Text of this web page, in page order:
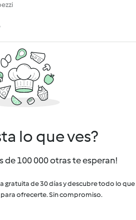
lo que ves?
de 100 000 otras te esperan!
gratuita de 30 días y descubre todo lo que
ofrecerte. Sin compromiso.